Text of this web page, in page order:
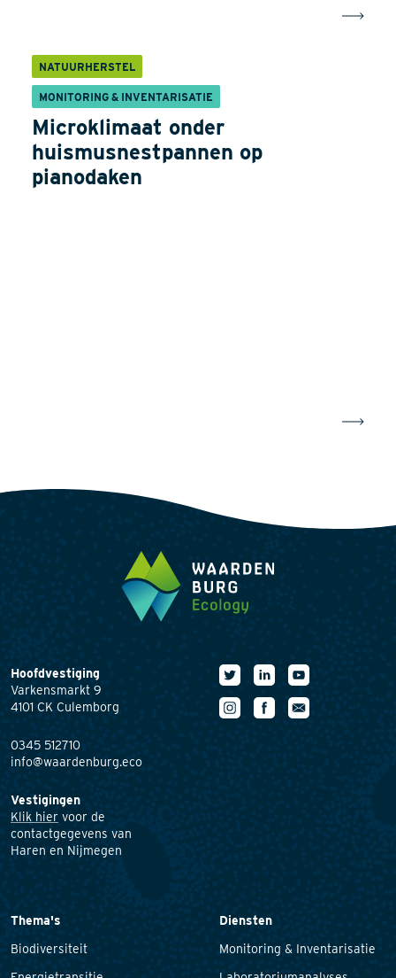
NATUURHERSTEL
MONITORING & INVENTARISATIE
Microklimaat onder
huismusnestpannen op
pianodaken
Hoofdvestiging
Varkensmarkt 9
4101 CK Culemborg
0345 512710
info@waardenburg.eco
Vestigingen
Klik hier voor de
contactgegevens van
Haren en Nijmegen
Thema's
Biodiversiteit
Diensten
Monitoring & Inventarisatie